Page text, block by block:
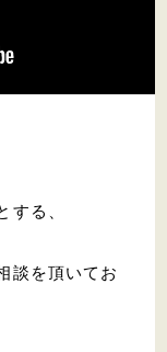
する、
談を頂いてお